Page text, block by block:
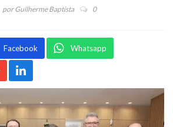
porGuilherme Baptista 0
Facebook Whatsapp